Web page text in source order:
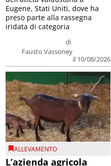
di
Fausto Vassoney
il 10/08/2026
Eugene, Stati Uniti, dove ha
preso parte alla rassegna
iridata di categoria
ALLEVAMENTO
L’azienda agricola